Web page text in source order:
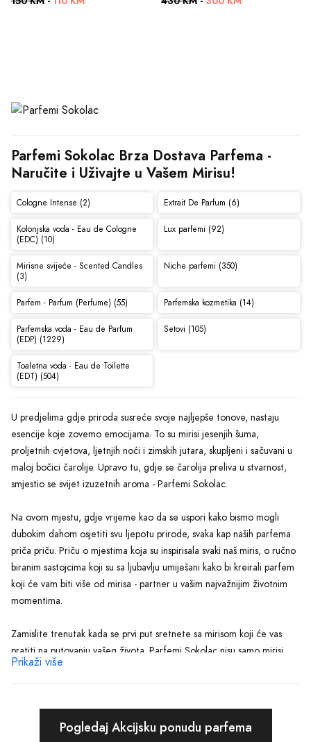
Parfemi Sokolac Brza Dostava Parfema -
Naručite i Uživajte u Vašem Mirisu!
Cologne Intense (2) Extrait De Parfum (6)
Kolonjska voda - Eau de Cologne
(EDC) (10)
Lux parfemi (92)
Mirisne svijeće - Scented Candles
(3)
Niche parfemi (350)
Parfem - Parfum (Perfume) (55) Parfemska kozmetika (14)
Parfemska voda - Eau de Parfum
(EDP) (1229)
Setovi (105)
Toaletna voda - Eau de Toilette
(EDT) (504)
U predjelima gdje priroda susreće svoje najljepše tonove, nastaju
esencije koje zovemo emocijama. To su mirisi jesenjih šuma,
proljetnih cvjetova, ljetnjih noći i zimskih jutara, skupljeni i sačuvani u
maloj bočici čarolije. Upravo tu, gdje se čarolija preliva u stvarnost,
smjestio se svijet izuzetnih aroma - Parfemi Sokolac.
Na ovom mjestu, gdje vrijeme kao da se uspori kako bismo mogli
dubokim dahom osjetiti svu ljepotu prirode, svaka kap naših parfema
priča priču. Priču o mjestima koja su inspirisala svaki naš miris, o ručno
biranim sastojcima koji su sa ljubavlju umiješani kako bi kreirali parfem
koji će vam biti više od mirisa - partner u vašim najvažnijim životnim
momentima.
Zamislite trenutak kada se prvi put sretnete sa mirisom koji će vas
pratiti na putovanju vašeg života. Parfemi Sokolac nisu samo mirisi,
već svjedoci vaših uspomena. Birajući iz naše kolekcije, birate
vam pružimo tačno ono što vam treba. U našem bogatom asortimanu
Prikaži više
Pogledaj Akcijsku ponudu parfema